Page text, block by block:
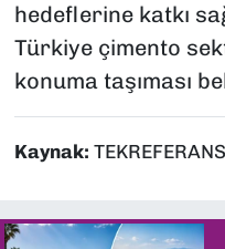
hedeflerine katkı
Türkiye çimento
konuma taşıması
Kaynak: TEKREFERANS